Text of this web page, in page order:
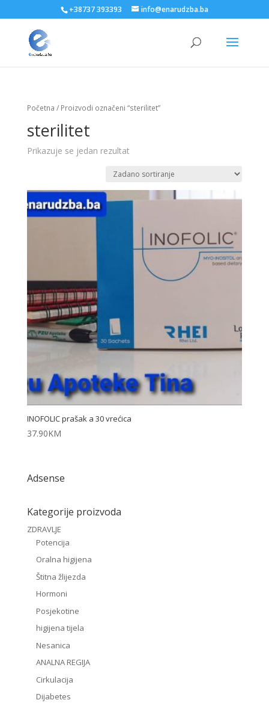
+38737 393393 info@enarudzba.ba
Početna / Proizvodi označeni “sterilitet”
sterilitet
Prikazuje se jedan rezultat
INOFOLIC prašak a 30 vrećica
37.90KM
Adsense
Kategorije proizvoda
ZDRAVLJE
Potencija
Oralna higijena
Štitna žlijezda
Hormoni
Posjekotine
higijena tijela
Nesanica
ANALNA REGIJA
Cirkulacija
Dijabetes